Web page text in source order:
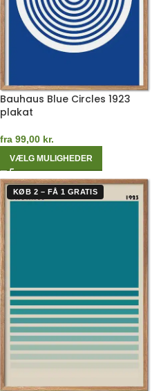
Bauhaus Blue Circles 1923
plakat
fra 99,00 kr.
VÆLG MULIGHEDER
KØB 2 – FÅ 1 GRATIS